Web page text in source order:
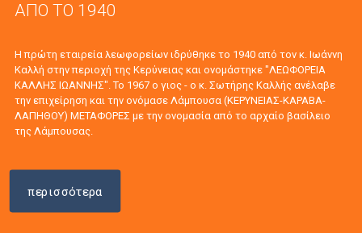
ΑΠΟ ΤΟ 1940
Η πρώτη εταιρεία λεωφορείων ιδρύθηκε το 1940 από τον κ. Ιωάννη
Καλλή στην περιοχή της Κερύνειας και ονομάστηκε "ΛΕΩΦΟΡΕΙΑ
ΚΑΛΛΗΣ ΙΩΑΝΝΗΣ". Το 1967 ο γιος - ο κ. Σωτήρης Καλλής ανέλαβε
την επιχείρηση και την ονόμασε Λάμπουσα (ΚΕΡΥΝΕΙΑΣ-ΚΑΡΑΒΑ-
ΛΑΠΗΘΟΥ) ΜΕΤΑΦΟΡΕΣ με την ονομασία από το αρχαίο βασίλειο
της Λάμπουσας.
περισσότερα